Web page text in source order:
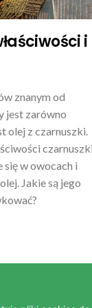
i
znanym od
jest zarówno
olej z czarnuszki.
się w owocach i
Jakie są jego